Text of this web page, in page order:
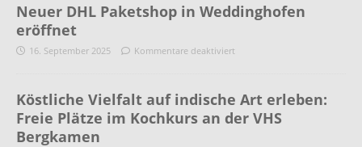
Neuer DHL Paketshop in Weddinghofen
eröffnet
16. September 2025 Kommentare deaktiviert
Köstliche Vielfalt auf indische Art erleben:
Freie Plätze im Kochkurs an der VHS
Bergkamen